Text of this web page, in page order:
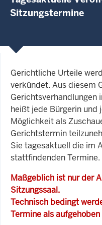
Sitzungstermine
Gerichtliche Urteile
verkündet. Aus diesem
Gerichtsverhandlungen
heißt jede Bürgerin und
Möglichkeit als
Gerichtstermin
Sie tagesaktuell die im
stattfindenden Termine.
Maßgeblich ist nur der
Sitzungssaal.
Technisch bedingt
Termine als